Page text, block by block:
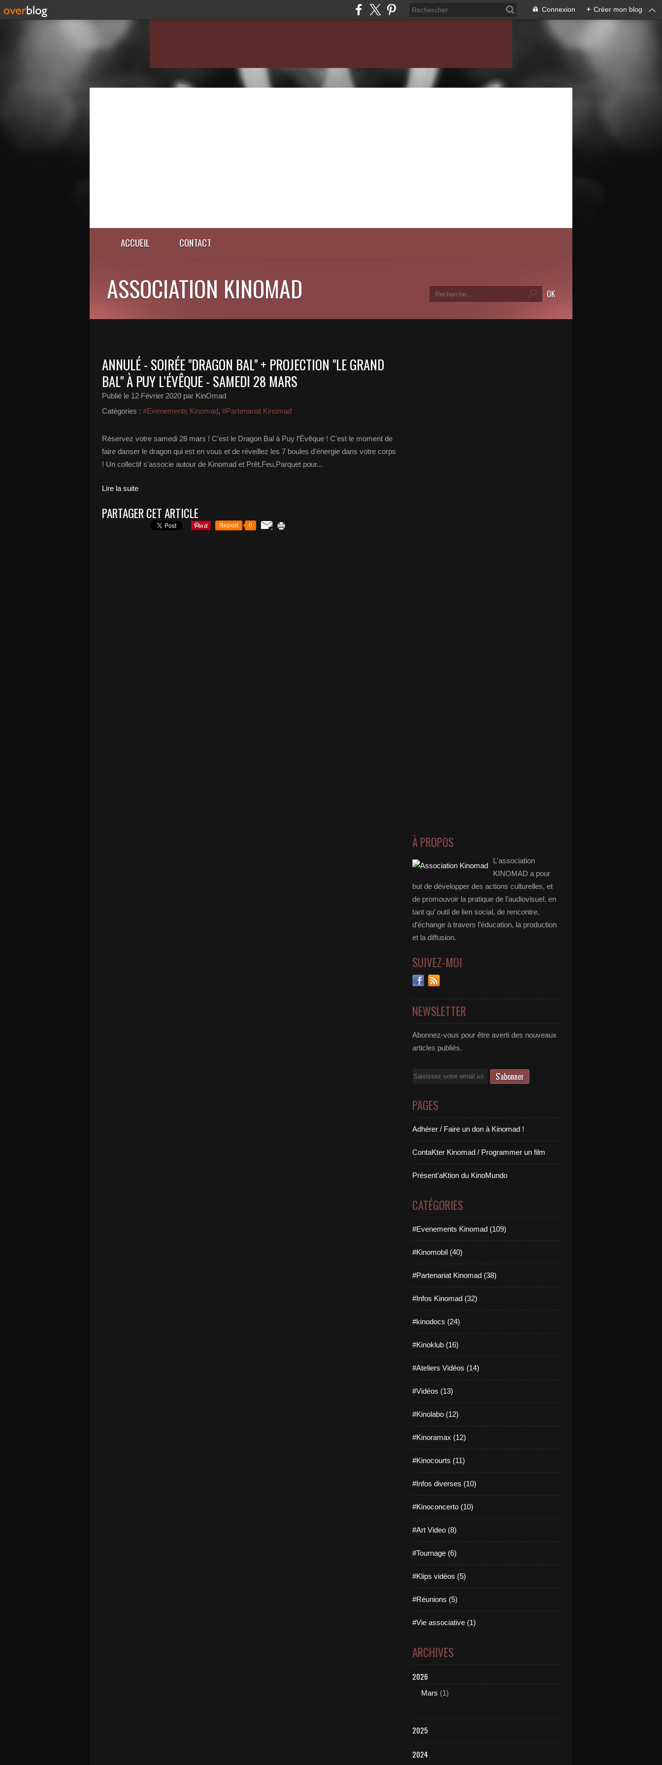
Connexion + Créer mon blog
ACCUEIL CONTACT
ASSOCIATION KINOMAD
ANNULÉ - SOIRÉE "DRAGON BAL" + PROJECTION "LE GRAND
BAL" À PUY L’ÉVÊQUE - SAMEDI 28 MARS
Publié le 12 Février 2020 par KinOmad
Catégories : #Evenements Kinomad, #Partenariat Kinomad
Réservez votre samedi 28 mars ! C'est le Dragon Bal à Puy l’Évêque ! C'est le moment de
faire danser le dragon qui est en vous et de réveillez les 7 boules d'énergie dans votre corps
! Un collectif s'associe autour de Kinomad et Prêt,Feu,Parquet pour...
Lire la suite
PARTAGER CET ARTICLE
Repost 0
À PROPOS
L'association
KINOMAD a pour
but de développer des actions culturelles, et
de promouvoir la pratique de l’audiovisuel, en
tant qu’ outil de lien social, de rencontre,
d’échange à travers l’éducation, la production
et la diffusion.
SUIVEZ-MOI
NEWSLETTER
Abonnez-vous pour être averti des nouveaux
articles publiés.
Email
PAGES
Adhérer / Faire un don à Kinomad !
ContaKter Kinomad / Programmer un film
Présent'aKtion du KinoMundo
CATÉGORIES
#Evenements Kinomad (109)
#Kinomobil (40)
#Partenariat Kinomad (38)
#Infos Kinomad (32)
#kinodocs (24)
#Kinoklub (16)
#Ateliers Vidéos (14)
#Vidéos (13)
#Kinolabo (12)
#Kinoramax (12)
#Kinocourts (11)
#Infos diverses (10)
#Kinoconcerto (10)
#Art Video (8)
#Tournage (6)
#Klips vidéos (5)
#Réunions (5)
#Vie associative (1)
ARCHIVES
2026
Mars (1)
2025
2024